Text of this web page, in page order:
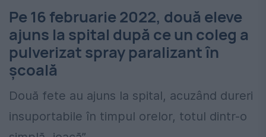
Pe 16 februarie 2022, două eleve
ajuns la spital după ce un coleg a
pulverizat spray paralizant în
școală
Două fete au ajuns la spital, acuzând dureri
insuportabile în timpul orelor, totul dintr-o